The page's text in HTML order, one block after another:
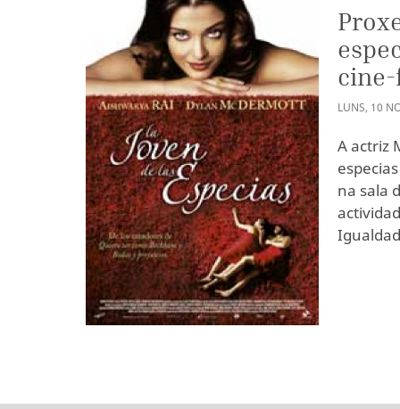
LUNS, 10
A actriz
na sala